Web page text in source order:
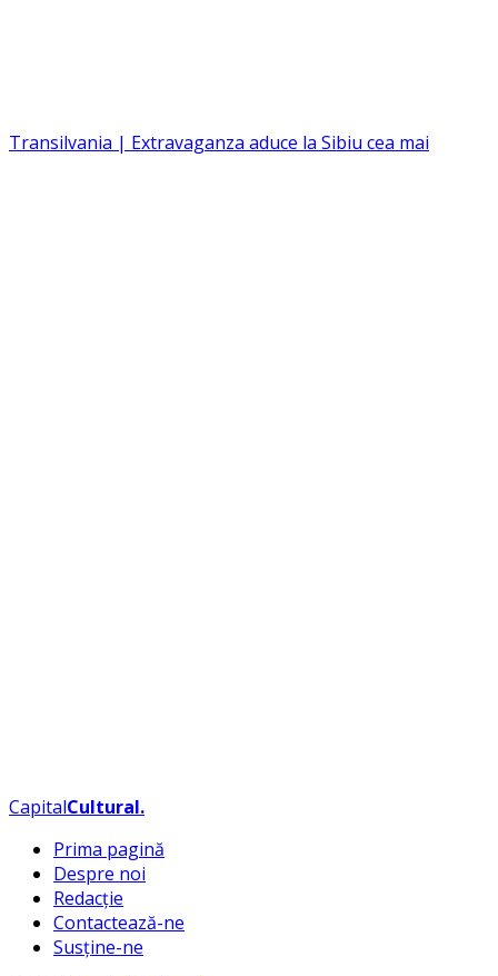
Transilvania | Extravaganza aduce la Sibiu cea mai
CapitalCultural.
Prima pagină
Despre noi
Redacție
Contactează-ne
Susține-ne